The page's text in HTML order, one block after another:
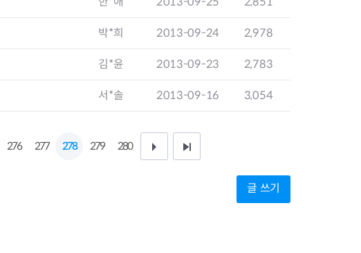
장안동283-1일대 개발사업
역세권 활성화사업
립
서울도시공간포털
지역주택조합사업
박*희 2013-09-24 2,978
김*윤 2013-09-23 2,783
서*솔 2013-09-16 3,054
276 277 278 279 280 끝
글 쓰기